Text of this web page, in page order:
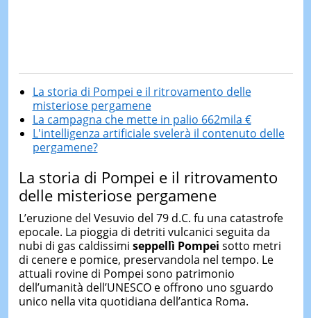
La storia di Pompei e il ritrovamento delle
misteriose pergamene
La campagna che mette in palio 662mila €
L'intelligenza artificiale svelerà il contenuto delle
pergamene?
La storia di Pompei e il ritrovamento
delle misteriose pergamene
L’eruzione del Vesuvio del 79 d.C. fu una catastrofe
epocale. La pioggia di detriti vulcanici seguita da
nubi di gas caldissimi seppellì Pompei sotto metri
di cenere e pomice, preservandola nel tempo. Le
attuali rovine di Pompei sono patrimonio
dell’umanità dell’UNESCO e offrono uno sguardo
unico nella vita quotidiana dell’antica Roma.